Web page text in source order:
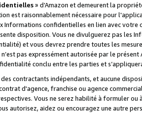
» d’Amazon et demeurent la
est raisonnablement nécessaire pour
Informations confidentielles en lien avec
disposition. Vous ne divulguerez pas les
et vous devrez prendre toutes les
pas expressément autorisée par le
conclu entre les parties et
des contractants indépendants, et aucune
d'agence, franchise ou agence
Vous ne serez habilité à formuler
autorisez, aidez ou encouragez une autre